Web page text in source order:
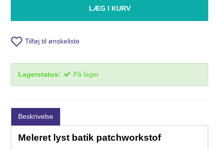
Lagerstatus: På lager
LÆG I KURV
Tilføj til ønskeliste
Beskrivelse
Meleret lyst batik patchworkstof